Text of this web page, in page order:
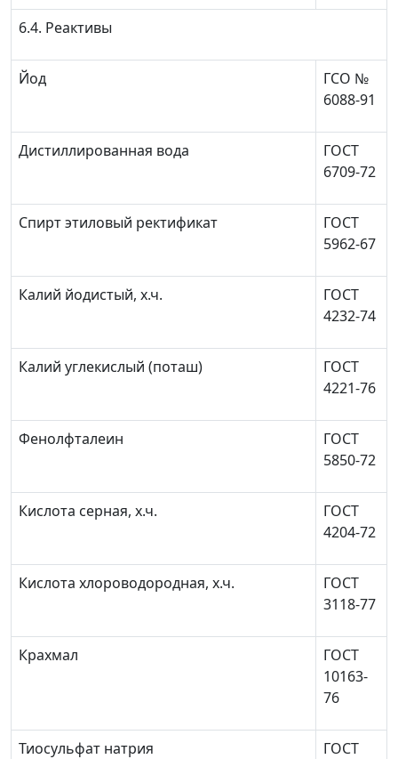
6.4. Реактивы
Йод
ГСО №
6088-91
Дистиллированная вода
ГОСТ
6709-72
Спирт этиловый ректификат
ГОСТ
5962-67
Калий йодистый, х.ч.
ГОСТ
4232-74
Калий углекислый (поташ)
ГОСТ
4221-76
Фенолфталеин
ГОСТ
5850-72
Кислота серная, х.ч.
ГОСТ
4204-72
Кислота хлороводородная, х.ч.
ГОСТ
3118-77
Крахмал
ГОСТ
10163-
76
Тиосульфат натрия
ГОСТ